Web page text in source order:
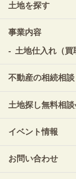
土地を探す
事業内容
土地仕入れ（買
不動産の相続相談
土地探し無料相
イベント情報
お問い合わせ